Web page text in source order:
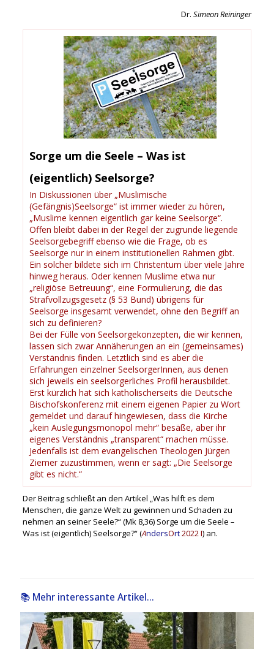
Dr.Simeon Reininger
Sorge um die Seele – Was ist
(eigentlich) Seelsorge?
In Diskussionen über „Muslimische
(Gefängnis)Seelsorge“ ist immer wieder zu hören,
„Muslime kennen eigentlich gar keine Seelsorge“.
Offen bleibt dabei in der Regel der zugrunde liegende
Seelsorgebegriff ebenso wie die Frage, ob es
Seelsorge nur in einem institutionellen Rahmen gibt.
Ein solcher bildete sich im Christentum über viele Jahre
hinweg heraus. Oder kennen Muslime etwa nur
„religiöse Betreuung“, eine Formulierung, die das
Strafvollzugsgesetz (§ 53 Bund) übrigens für
Seelsorge insgesamt verwendet, ohne den Begriff an
sich zu definieren?
Bei der Fülle von Seelsorgekonzepten, die wir kennen,
lassen sich zwar Annäherungen an ein (gemeinsames)
Verständnis finden. Letztlich sind es aber die
Erfahrungen einzelner SeelsorgerInnen, aus denen
sich jeweils ein seelsorgerliches Profil herausbildet.
Erst kürzlich hat sich katholischerseits die Deutsche
Bischofskonferenz mit einem eigenen Papier zu Wort
gemeldet und darauf hingewiesen, dass die Kirche
„kein Auslegungsmonopol mehr“ besäße, aber ihr
eigenes Verständnis „transparent“ machen müsse.
Jedenfalls ist dem evangelischen Theologen Jürgen
Ziemer zuzustimmen, wenn er sagt: „Die Seelsorge
gibt es nicht.“
Der Beitrag schließt an den Artikel „Was hilft es dem
Menschen, die ganze Welt zu gewinnen und Schaden zu
nehmen an seiner Seele?“ (Mk 8,36) Sorge um die Seele –
Was ist (eigentlich) Seelsorge?“ (AndersOrt2022 I) an.
📚 Mehr interessante Artikel...